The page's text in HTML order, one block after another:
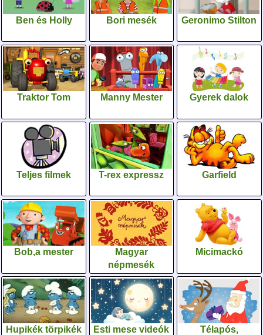
Ben és Holly Bori mesék Geronimo Stilton
Traktor Tom Manny Mester Gyerek dalok
Teljes filmek T-rex expressz Garfield
Bob,a mester
Magyar
népmesék
Micimackó
Hupikék törpikék Esti mese videók Télapós,